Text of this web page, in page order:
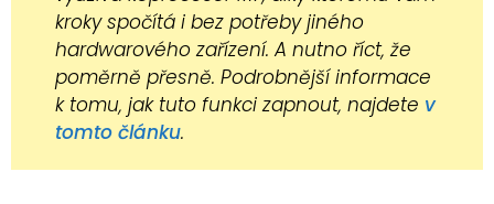
kroky spočítá i bez potřeby jiného
hardwarového zařízení. A nutno říct, že
poměrně přesně. Podrobnější informace
k tomu, jak tuto funkci zapnout, najdete v
tomto článku.